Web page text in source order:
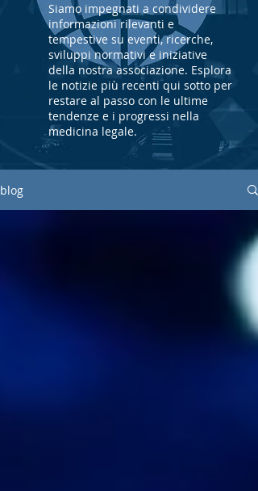
Siamo impegnati a condividere
informazioni rilevanti e
tempestive su eventi, ricerche,
sviluppi normativi e iniziative
della nostra associazione. Esplora
le notizie più recenti qui sotto per
restare al passo con le ultime
tendenze e i progressi nella
medicina legale.
blog